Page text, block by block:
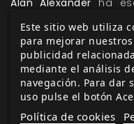
Studio y Onyx
contribuido con
la línea Exaltado,
Crónicas de
escribiendo ni
curso, practica la
Este sitio web utiliza
para mejorar
publicidad
mediante el análisis
navegación. Para dar
uso pulse el botón
Política de cookies